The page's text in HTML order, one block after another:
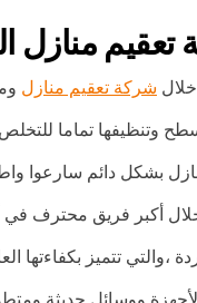
منازل
شركة تعقيم منازل ومن
وتنظيفها تماما
بشكل دائم سارعوا
أكبر فريق محترف في
،والتي تتميز بكفاءتها
ووسائل حديثة